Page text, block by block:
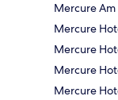
Mercure
Mercure
Mercure
Mercure
Mercure